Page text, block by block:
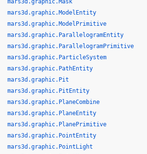
mars3d.graphic.Mask
mars3d.graphic.ModelEntity
mars3d.graphic.ModelPrimitive
mars3d.graphic.ParallelogramEntity
mars3d.graphic.ParallelogramPrimitive
mars3d.graphic.ParticleSystem
mars3d.graphic.PathEntity
mars3d.graphic.Pit
mars3d.graphic.PitEntity
mars3d.graphic.PlaneCombine
mars3d.graphic.PlaneEntity
mars3d.graphic.PlanePrimitive
mars3d.graphic.PointEntity
mars3d.graphic.PointLight